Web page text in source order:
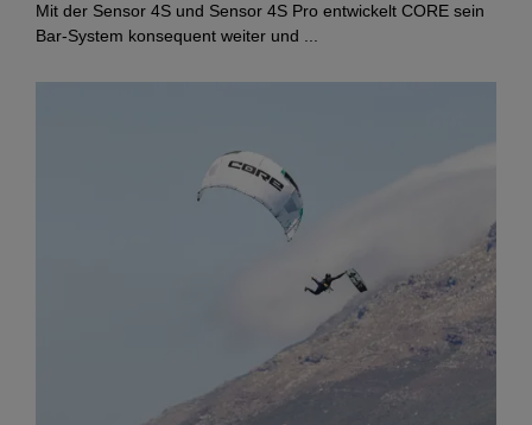
Mit der Sensor 4S und Sensor 4S Pro entwickelt CORE sein
Bar-System konsequent weiter und ...